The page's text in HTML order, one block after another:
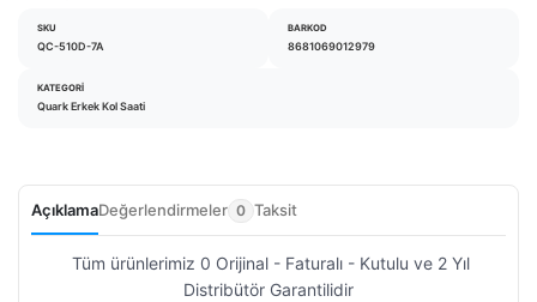
SKU
QC-510D-7A
BARKOD
8681069012979
KATEGORI
Quark Erkek Kol Saati
AçıklamaDeğerlendirmeler 0 Taksit
Tüm ürünlerimiz 0 Orijinal - Faturalı - Kutulu ve 2 Yıl
Distribütör Garantilidir